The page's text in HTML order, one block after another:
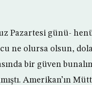
Pazartesi günü-
ne olursa olsun,
bir güven
Amerikan’ın